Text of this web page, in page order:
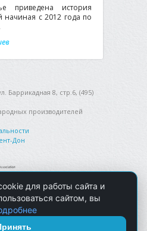
приведена история
начиная с 2012 года по
Баррикадная 8, стр.6, (495)
производителей
Дон
для работы сайта и
сайтом, вы